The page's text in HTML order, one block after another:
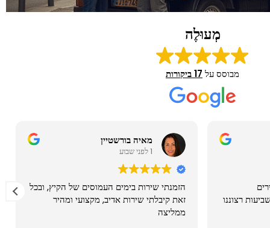
מְעוּלֶה
מבוסס על 17 ביקורות
אורטל הלל
1 לפני חודש
רוצה להמליץ על הובלות השרון
בהתראה קצרה עשו לי הובלה הכי טובה
מדויקת הצוות של האלופים שלו.
הקיץ, ובכל
ומהיר